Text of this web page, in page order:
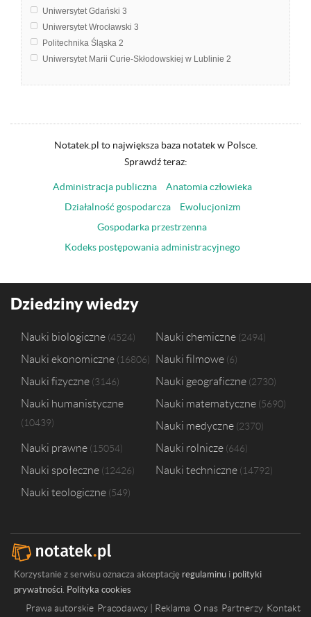
Uniwersytet Gdański 3
Uniwersytet Wrocławski 3
Politechnika Śląska 2
Uniwersytet Marii Curie-Skłodowskiej w Lublinie 2
Notatek.pl to największa baza notatek w Polsce.
Sprawdź teraz:
Administracja publiczna
Anatomia człowieka
Działalność gospodarcza
Ewolucjonizm
Gospodarka przestrzenna
Kodeks postępowania administracyjnego
Dziedziny wiedzy
Nauki biologiczne 4524 Nauki chemiczne 2494
Nauki ekonomiczne 16806 Nauki filmowe 6
Nauki fizyczne 3146 Nauki geograficzne 2730
Nauki humanistyczne
10439
Nauki matematyczne 5690
Nauki medyczne 2370
Nauki prawne 15054 Nauki rolnicze 646
Nauki społeczne 12426 Nauki techniczne 14792
Nauki teologiczne 549
Korzystanie z serwisu oznacza akceptację regulaminu i polityki
prywatności. Polityka cookies
Prawa autorskie Pracodawcy | Reklama O nas Partnerzy Kontakt